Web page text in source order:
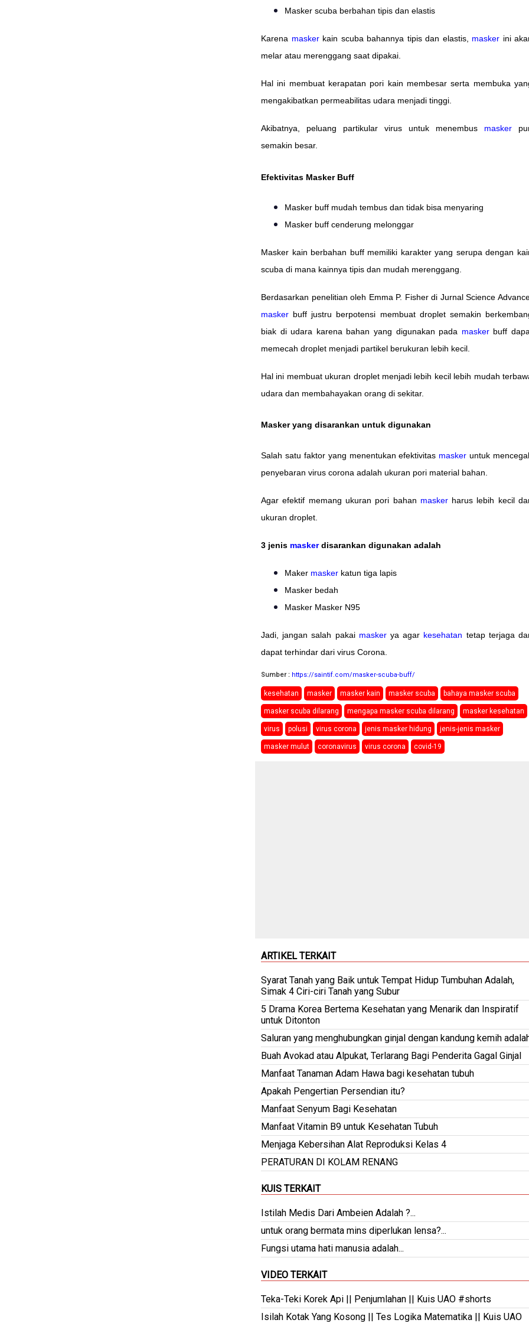
Masker scuba berbahan tipis dan elastis
Karena maskerkain scuba bahannya tipis dan elastis, masker ini
melar atau merenggang saat dipakai.
Hal ini membuat kerapatan pori kain membesar serta membuka
mengakibatkan permeabilitas udara menjadi tinggi.
Akibatnya, peluang partikular virus untuk menembus masker
semakin besar.
Efektivitas Masker Buff
Masker buff mudah tembus dan tidak bisa menyaring
Masker buff cenderung melonggar
Masker kain berbahan buff memiliki karakter yang serupa dengan
scuba di mana kainnya tipis dan mudah merenggang.
Berdasarkan penelitian oleh Emma P. Fisher di Jurnal Science
masker buff justru berpotensi membuat droplet semakin
biak di udara karena bahan yang digunakan pada maskerbuff
memecah droplet menjadi partikel berukuran lebih kecil.
Hal ini membuat ukuran droplet menjadi lebih kecil lebih mudah
udara dan membahayakan orang di sekitar.
Masker yang disarankan untuk digunakan
Salah satu faktor yang menentukan efektivitas masker untuk
penyebaran virus corona adalah ukuran pori material bahan.
Agar efektif memang ukuran pori bahan maskerharus lebih kecil
ukuran droplet.
3 jenis maskerdisarankan digunakan adalah
Maker masker katun tiga lapis
Masker bedah
Masker Masker N95
Jadi, jangan salah pakai maskerya agar kesehatan tetap terjaga
dapat terhindar dari virus Corona.
Sumber : https://saintif.com/masker-scuba-buff/
kesehatan masker masker kain masker scuba bahaya masker scuba
masker scuba dilarang mengapa masker scuba dilarang masker kesehatan
virus polusi virus corona jenis masker hidung jenis-jenis masker
masker mulut coronavirus virus corona covid-19
ARTIKEL TERKAIT
Syarat Tanah yang Baik untuk Tempat Hidup Tumbuhan Adalah,
Simak 4 Ciri-ciri Tanah yang Subur
5 Drama Korea Bertema Kesehatan yang Menarik dan Inspiratif
untuk Ditonton
Saluran yang menghubungkan ginjal dengan kandung kemih
Buah Avokad atau Alpukat, Terlarang Bagi Penderita Gagal Ginjal
Manfaat Tanaman Adam Hawa bagi kesehatan tubuh
Apakah Pengertian Persendian itu?
Manfaat Senyum Bagi Kesehatan
Manfaat Vitamin B9 untuk Kesehatan Tubuh
Menjaga Kebersihan Alat Reproduksi Kelas 4
PERATURAN DI KOLAM RENANG
KUIS TERKAIT
Istilah Medis Dari Ambeien Adalah ?...
untuk orang bermata mins diperlukan lensa?...
Fungsi utama hati manusia adalah...
VIDEO TERKAIT
Teka-Teki Korek Api || Penjumlahan || Kuis UAO #shorts
Isilah Kotak Yang Kosong || Tes Logika Matematika || Kuis UAO